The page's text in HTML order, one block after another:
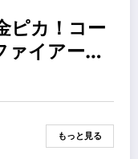
ピカ！コー
ァイアーデ
登場 発売
焚き火】
もっと見る